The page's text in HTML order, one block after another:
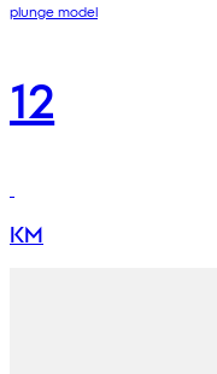
plunge model
12
KM